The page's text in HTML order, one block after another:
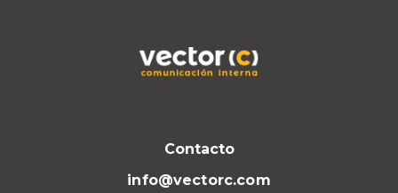
Contacto
info@vectorc.com